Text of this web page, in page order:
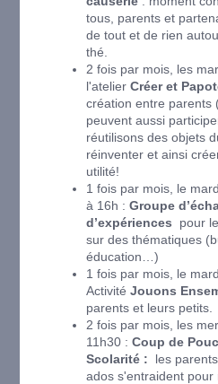
tous, parents et
de tout et de rien
thé.
2 fois par mois, les
l'atelier Créer et
création entre parents
peuvent aussi
réutilisons des objets
réinventer et ainsi
utilité!
1 fois par mois, le
à 16h : Groupe
d’expériences pour
sur des thématiques
éducation…)
1 fois par mois, le
Activité Jouons
parents et leurs petits.
2 fois par mois, les
11h30 : Coup de
Scolarité : les
ados s'entraident pour